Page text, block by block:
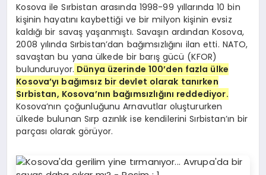
Kosova ile Sırbistan arasında 1998-99 yıllarında 10 bin
kişinin hayatını kaybettiği ve bir milyon kişinin evsiz
kaldığı bir savaş yaşanmıştı. Savaşın ardından Kosova,
2008 yılında Sırbistan’dan bağımsızlığını ilan etti. NATO,
savaştan bu yana ülkede bir barış gücü (KFOR)
bulunduruyor. Dünya üzerinde 100’den fazla ülke
Kosova’yı bağımsız bir devlet olarak tanırken
Sırbistan, Kosova’nın bağımsızlığını reddediyor.
Kosova’nın çoğunluğunu Arnavutlar oluştururken
ülkede bulunan Sırp azınlık ise kendilerini Sırbistan’ın bir
parçası olarak görüyor.